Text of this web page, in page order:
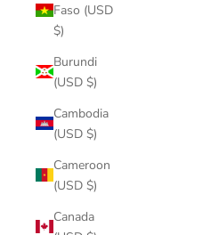
Faso (USD
$)
Burundi
(USD $)
Cambodia
(USD $)
Cameroon
(USD $)
Canada